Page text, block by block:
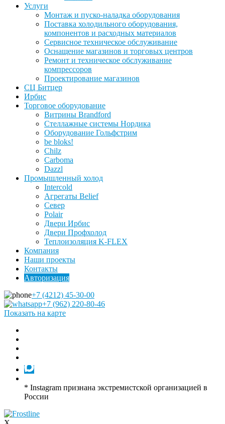
Услуги
Монтаж и пуско-наладка оборудования
Поставка холодильного оборудования,
компонентов и расходных материалов
Сервисное техническое обслуживание
Оснащение магазинов и торговых центров
Ремонт и техническое обслуживание
компрессоров
Проектирование магазинов
СЦ Битцер
Ирбис
Торговое оборудование
Витрины Brandford
Стеллажные системы Нордика
Оборудование Гольфстрим
be bloks!
Chilz
Carboma
Dazzl
Промышленный холод
Intercold
Агрегаты Belief
Север
Polair
Двери Ирбис
Двери Профхолод
Теплоизоляция K-FLEX
Компания
Наши проекты
Контакты
Авторизация
+7 (4212) 45-30-00
+7 (962) 220-80-46
Показать на карте
* Instagram признана экстремистской организацией в
России